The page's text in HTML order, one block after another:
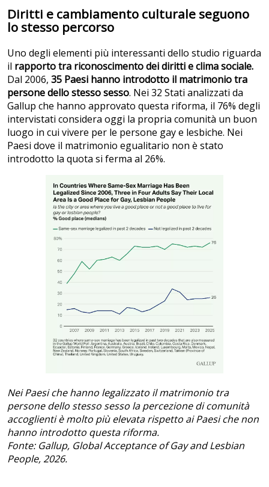
Diritti e cambiamento culturale seguono
lo stesso percorso
Uno degli elementi più interessanti dello studio riguarda
il rapporto tra riconoscimento dei diritti e clima sociale.
Dal 2006, 35 Paesi hanno introdotto il matrimonio tra
persone dello stesso sesso. Nei 32 Stati analizzati da
Gallup che hanno approvato questa riforma, il 76% degli
intervistati considera oggi la propria comunità un buon
luogo in cui vivere per le persone gay e lesbiche. Nei
Paesi dove il matrimonio egualitario non è stato
introdotto la quota si ferma al 26%.
Nei Paesi che hanno legalizzato il matrimonio tra
persone dello stesso sesso la percezione di comunità
accoglienti è molto più elevata rispetto ai Paesi che non
hanno introdotto questa riforma.
Fonte: Gallup, Global Acceptance of Gay and Lesbian
People, 2026.